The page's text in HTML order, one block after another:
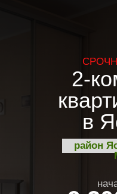
2-
в
район